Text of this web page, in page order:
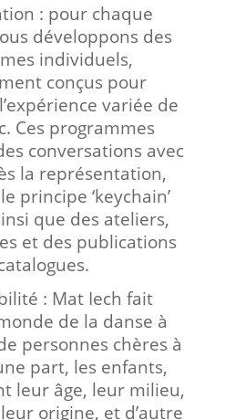
: pour chaque
développons des
individuels,
conçus pour
variée de
Ces programmes
conversations avec
la représentation,
principe ‘keychain’
que des ateliers,
et des publications
: Mat Iech fait
de la danse à
personnes chères à
part, les enfants,
leur âge, leur milieu,
origine, et d’autre